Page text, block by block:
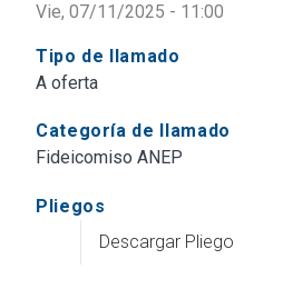
Vie, 07/11/2025 - 11:00
Tipo de llamado
A oferta
Categoría de llamado
Fideicomiso ANEP
Pliegos
Descargar Pliego